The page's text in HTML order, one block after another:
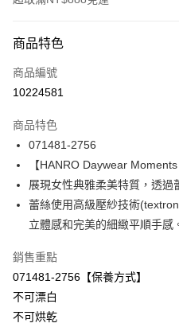
信用卡一次付款
信用卡分期付款
合作金庫商業銀行
華南商業銀行
上海商業儲蓄銀行
國泰世華商業銀行
臺灣中小企業銀行
匯豐（台灣）商業銀行
聯邦商業銀行
元大商業銀行
台新國際商業銀行
台灣樂天信用卡公司
Apple Pay
悠遊付
全盈+PAY
ATM付款
運送方式
付款後全家取貨$888免運-以
商品特色
商品編號
10224581
商品特色
071481-2756
【HANRO Daywear Moments
展現女性典雅柔美特質，透過
蕾絲使用高級壓紗技術
立體感和完美的細緻平順手感
銷售重點
071481-2756【保養方式】
不可漂白
不可烘乾